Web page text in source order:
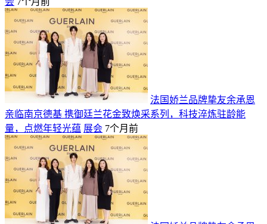
法国娇兰品牌挚友余承恩
亲临南京德基 携御廷兰花金致焕采系列，科技淬炼驻龄能
量，点燃年轻光蕴 展会 7个月前